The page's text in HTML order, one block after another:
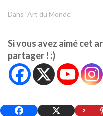
Dans "Art du Monde"
Si vous avez aimé cet
partager ! :)
2